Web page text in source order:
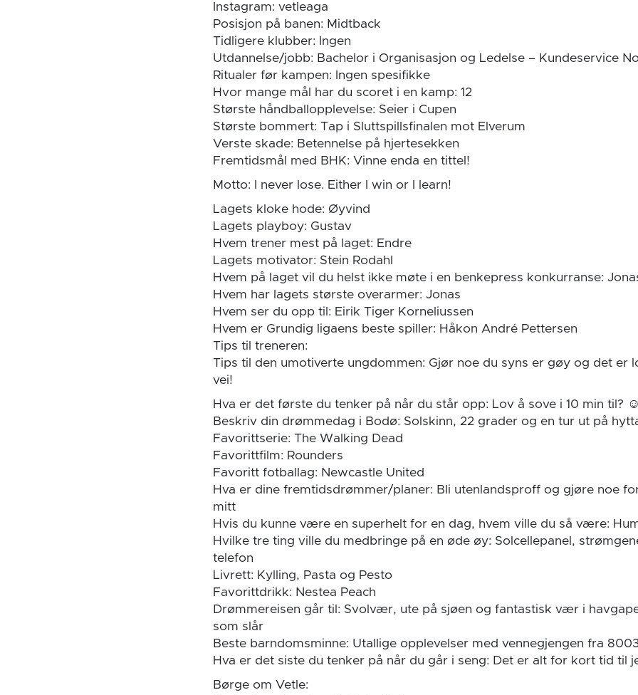
Instagram: vetleaga
Posisjon på banen: Midtback
Tidligere klubber: Ingen
Utdannelse/jobb: Bachelor i Organisasjon og Ledelse – Kundeservice
Ritualer før kampen: Ingen spesifikke
Hvor mange mål har du scoret i en kamp: 12
Største håndballopplevelse: Seier i Cupen
Største bommert: Tap i Sluttspillsfinalen mot Elverum
Verste skade: Betennelse på hjertesekken
Fremtidsmål med BHK: Vinne enda en tittel!
Motto: I never lose. Either I win or I learn!
Lagets kloke hode: Øyvind
Lagets playboy: Gustav
Hvem trener mest på laget: Endre
Lagets motivator: Stein Rodahl
Hvem på laget vil du helst ikke møte i en benkepress konkurranse:
Hvem har lagets største overarmer: Jonas
Hvem ser du opp til: Eirik Tiger Korneliussen
Hvem er Grundig ligaens beste spiller: Håkon André Pettersen
Tips til treneren:
Tips til den umotiverte ungdommen: Gjør noe du syns er gøy og det er
vei!
Hva er det første du tenker på når du står opp: Lov å sove i 10 min til? ☺
Beskriv din drømmedag i Bodø: Solskinn, 22 grader og en tur ut på
Favorittserie: The Walking Dead
Favorittfilm: Rounders
Favoritt fotballag: Newcastle United
Hva er dine fremtidsdrømmer/planer: Bli utenlandsproff og gjøre noe
mitt
Hvis du kunne være en superhelt for en dag, hvem ville du så være:
Hvilke tre ting ville du medbringe på en øde øy: Solcellepanel,
telefon
Livrett: Kylling, Pasta og Pesto
Favorittdrikk: Nestea Peach
Drømmereisen går til: Svolvær, ute på sjøen og fantastisk vær i
som slår
Beste barndomsminne: Utallige opplevelser med vennegjengen fra
Hva er det siste du tenker på når du går i seng: Det er alt for kort tid til
Børge om Vetle: